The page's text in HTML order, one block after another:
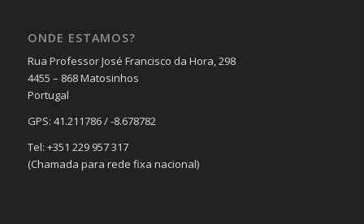
ONDE ESTAMOS?
Rua Professor José Francisco da Hora, 298
4455 – 868 Matosinhos
Portugal
GPS: 41.211786 / -8.678782
Tel: +351 229 957 317
(Chamada para rede fixa nacional)